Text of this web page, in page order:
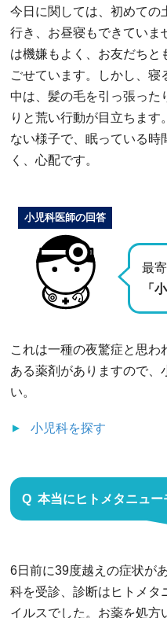
今日に関しては、初めての
行き、お昼寝もできていま
は機嫌もよく、お友だちと
ごせています。しかし、寝
中は、髪の毛を引っ張った
りと荒い行動が目立ちます
ない様子で、眠っている時
く、心配です。
最
「
小児科医師の回答
これは一種の夜驚症と思
ある薬剤がありますので、
い。
小児科を探す
本当にヒトメタニュー
6日前に39度越えの症状が
科を受診、診断はヒトメタ
イルスでした。お薬を処方